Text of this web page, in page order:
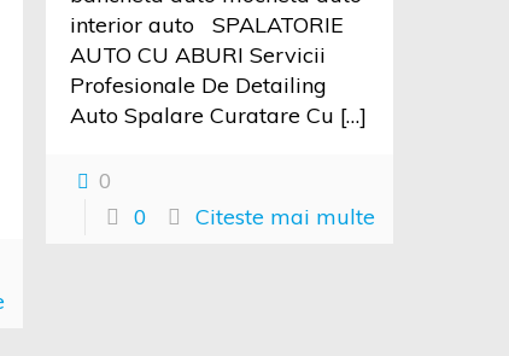
interior auto SPALATORIE
AUTO CU ABURI Servicii
Profesionale De Detailing
Auto Spalare Curatare Cu […]
0
0
Citeste mai multe